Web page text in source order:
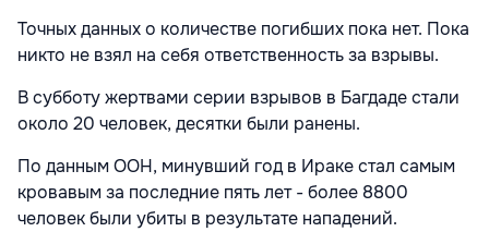
Точных данных о количестве погибших пока нет. Пока
никто не взял на себя ответственность за взрывы.
В субботу жертвами серии взрывов в Багдаде стали
около 20 человек, десятки были ранены.
По данным ООН, минувший год в Ираке стал самым
кровавым за последние пять лет - более 8800
человек были убиты в результате нападений.